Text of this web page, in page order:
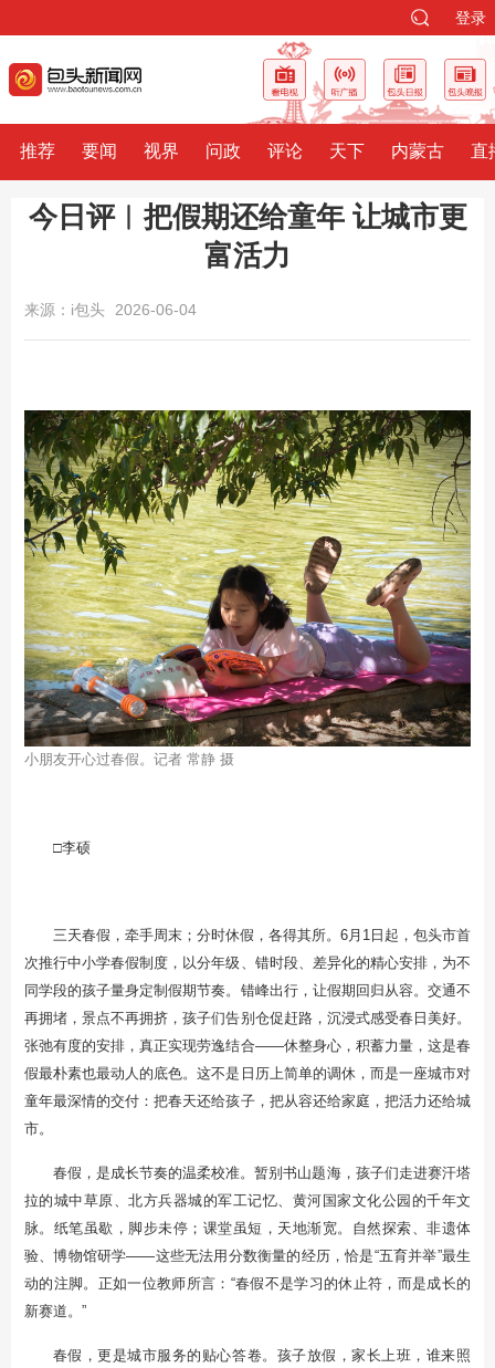
登录
推荐 要闻 视界 问政 评论 天下 内蒙古 直
今日评︱把假期还给童年 让城市更
富活力
来源：i包头 2026-06-04
小朋友开心过春假。记者 常静 摄
□李硕
三天春假，牵手周末；分时休假，各得其所。6月1日起，包头市首
次推行中小学春假制度，以分年级、错时段、差异化的精心安排，为不
同学段的孩子量身定制假期节奏。错峰出行，让假期回归从容。交通不
再拥堵，景点不再拥挤，孩子们告别仓促赶路，沉浸式感受春日美好。
张弛有度的安排，真正实现劳逸结合——休整身心，积蓄力量，这是春
假最朴素也最动人的底色。这不是日历上简单的调休，而是一座城市对
童年最深情的交付：把春天还给孩子，把从容还给家庭，把活力还给城
市。
春假，是成长节奏的温柔校准。暂别书山题海，孩子们走进赛汗塔
拉的城中草原、北方兵器城的军工记忆、黄河国家文化公园的千年文
脉。纸笔虽歇，脚步未停；课堂虽短，天地渐宽。自然探索、非遗体
验、博物馆研学——这些无法用分数衡量的经历，恰是“五育并举”最生
动的注脚。正如一位教师所言：“春假不是学习的休止符，而是成长的
新赛道。”
春假，更是城市服务的贴心答卷。孩子放假，家长上班，谁来照